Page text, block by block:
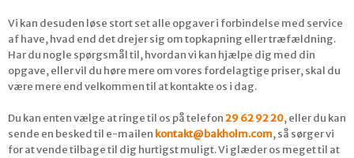
Vi kan desuden løse stort set alle opgaver i forbindelse med service
af have, hvad end det drejer sig om topkapning eller træfældning.
Har du nogle spørgsmål til, hvordan vi kan hjælpe dig med din
opgave, eller vil du høre mere om vores fordelagtige priser, skal du
være mere end velkommen til at kontakte os i dag.
Du kan enten vælge at ringe til os på telefon29 62 92 20, eller du kan
sende en besked til e-mailen kontakt@bakholm.com, så sørger vi
for at vende tilbage til dig hurtigst muligt. Vi glæder os meget til at